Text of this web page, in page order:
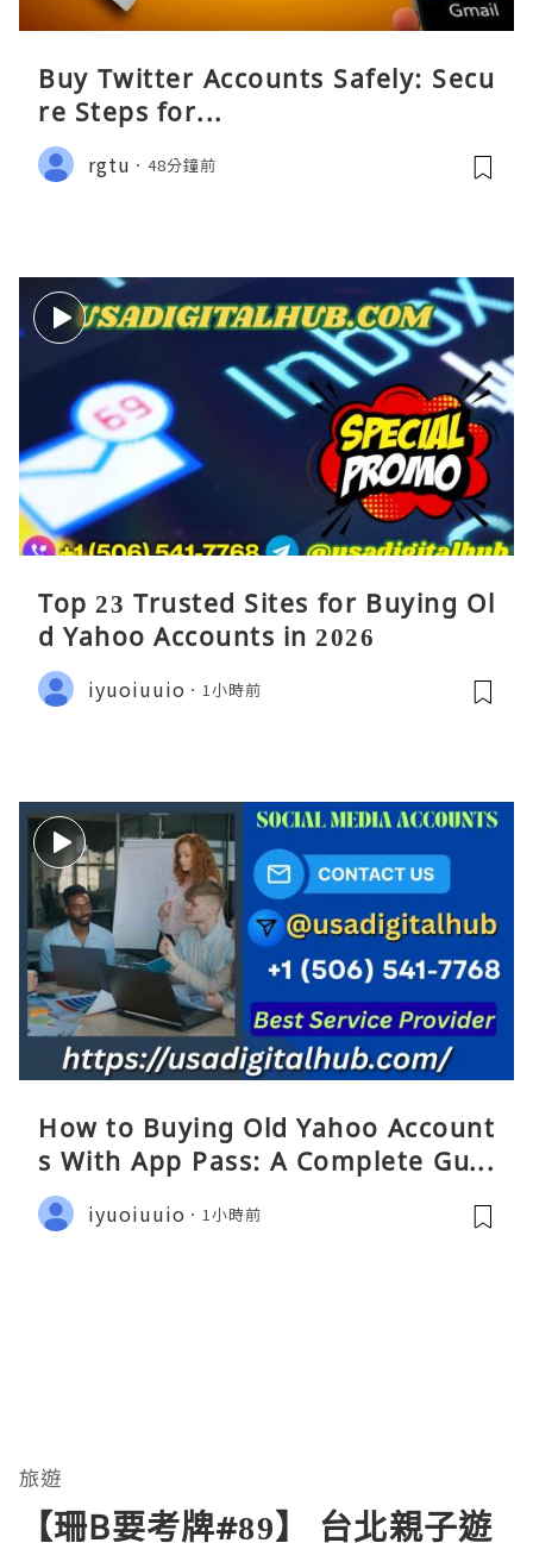
Buy Twitter Accounts Safely: Secu
re Steps for...
rgtu 48分鐘前
Top 23 Trusted Sites for Buying Ol
d Yahoo Accounts in 2026
iyuoiuuio 1小時前
How to Buying Old Yahoo Account
s With App Pass: A Complete Guid
e
iyuoiuuio 1小時前
旅遊
【珊B要考牌#89】 台北親子遊